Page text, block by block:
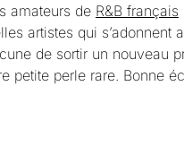
amateurs de R&B français
artistes qui s’adonnent
de sortir un nouveau
petite perle rare. Bonne